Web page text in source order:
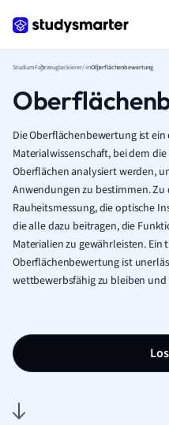
StudiumFahrzeuglackierer/-inOberflächenbewertung
Die Oberflächenbewertung ist
Materialwissenschaft, bei dem
Oberflächen analysiert werden,
Anwendungen zu bestimmen.
Rauheitsmessung, die optische
die alle dazu beitragen, die
Materialien zu gewährleisten. Ein
Oberflächenbewertung ist
wettbewerbsfähig zu bleiben